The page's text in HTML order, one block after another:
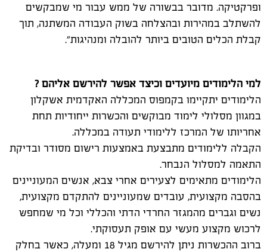
ופרקטיקה. מדובר בבשורה של ממש עבור מי שמבקשים
להשתלב במהירות ובהצלחה בשוק העבודה המשתנה, תוך
קבלת הכלים הטובים ביותר להובלה ומנהיגות".
למי הלימודים מיועדים וכיצד אפשר להירשם אליהם ?
הלימודים יתקיימו בקמפוס המכללה האקדמית אשקלון
במגוון מסלולי לימוד מבוקשים והכשרות ייחודיות תחת
אחריותו של המרכז ללימודי תעודה במכללה.
הקבלה ללימודים מתבצעת באמצעות רישום מסודר ובדיקת
התאמה למסלול הנבחר.
הלימודים מתאימים לצעירים אחרי צבא, אנשים המעוניינים
בהסבה מקצועית, עובדים שמעוניינים להתקדם מקצועית,
נשים וגברים מהמגזר החרדי הדתי והכללי וכל מי שמחפש
לרכוש מקצוע מעשי עם אופק תעסוקתי.
ברוב ההכשרות ניתן להירשם מגיל 18 ומעלה, כאשר בחלק